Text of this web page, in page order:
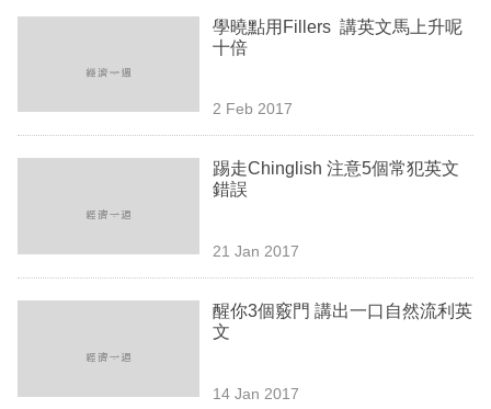
技
生
學曉點用Fillers 講英文馬上升呢
十倍
2 Feb 2017
踢走Chinglish 注意5個常犯英文
錯誤
21 Jan 2017
醒你3個竅門 講出一口自然流利英
文
14 Jan 2017